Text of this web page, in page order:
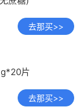
去那买>>
氨基酚分散片 0.1g*20片
去那买>>